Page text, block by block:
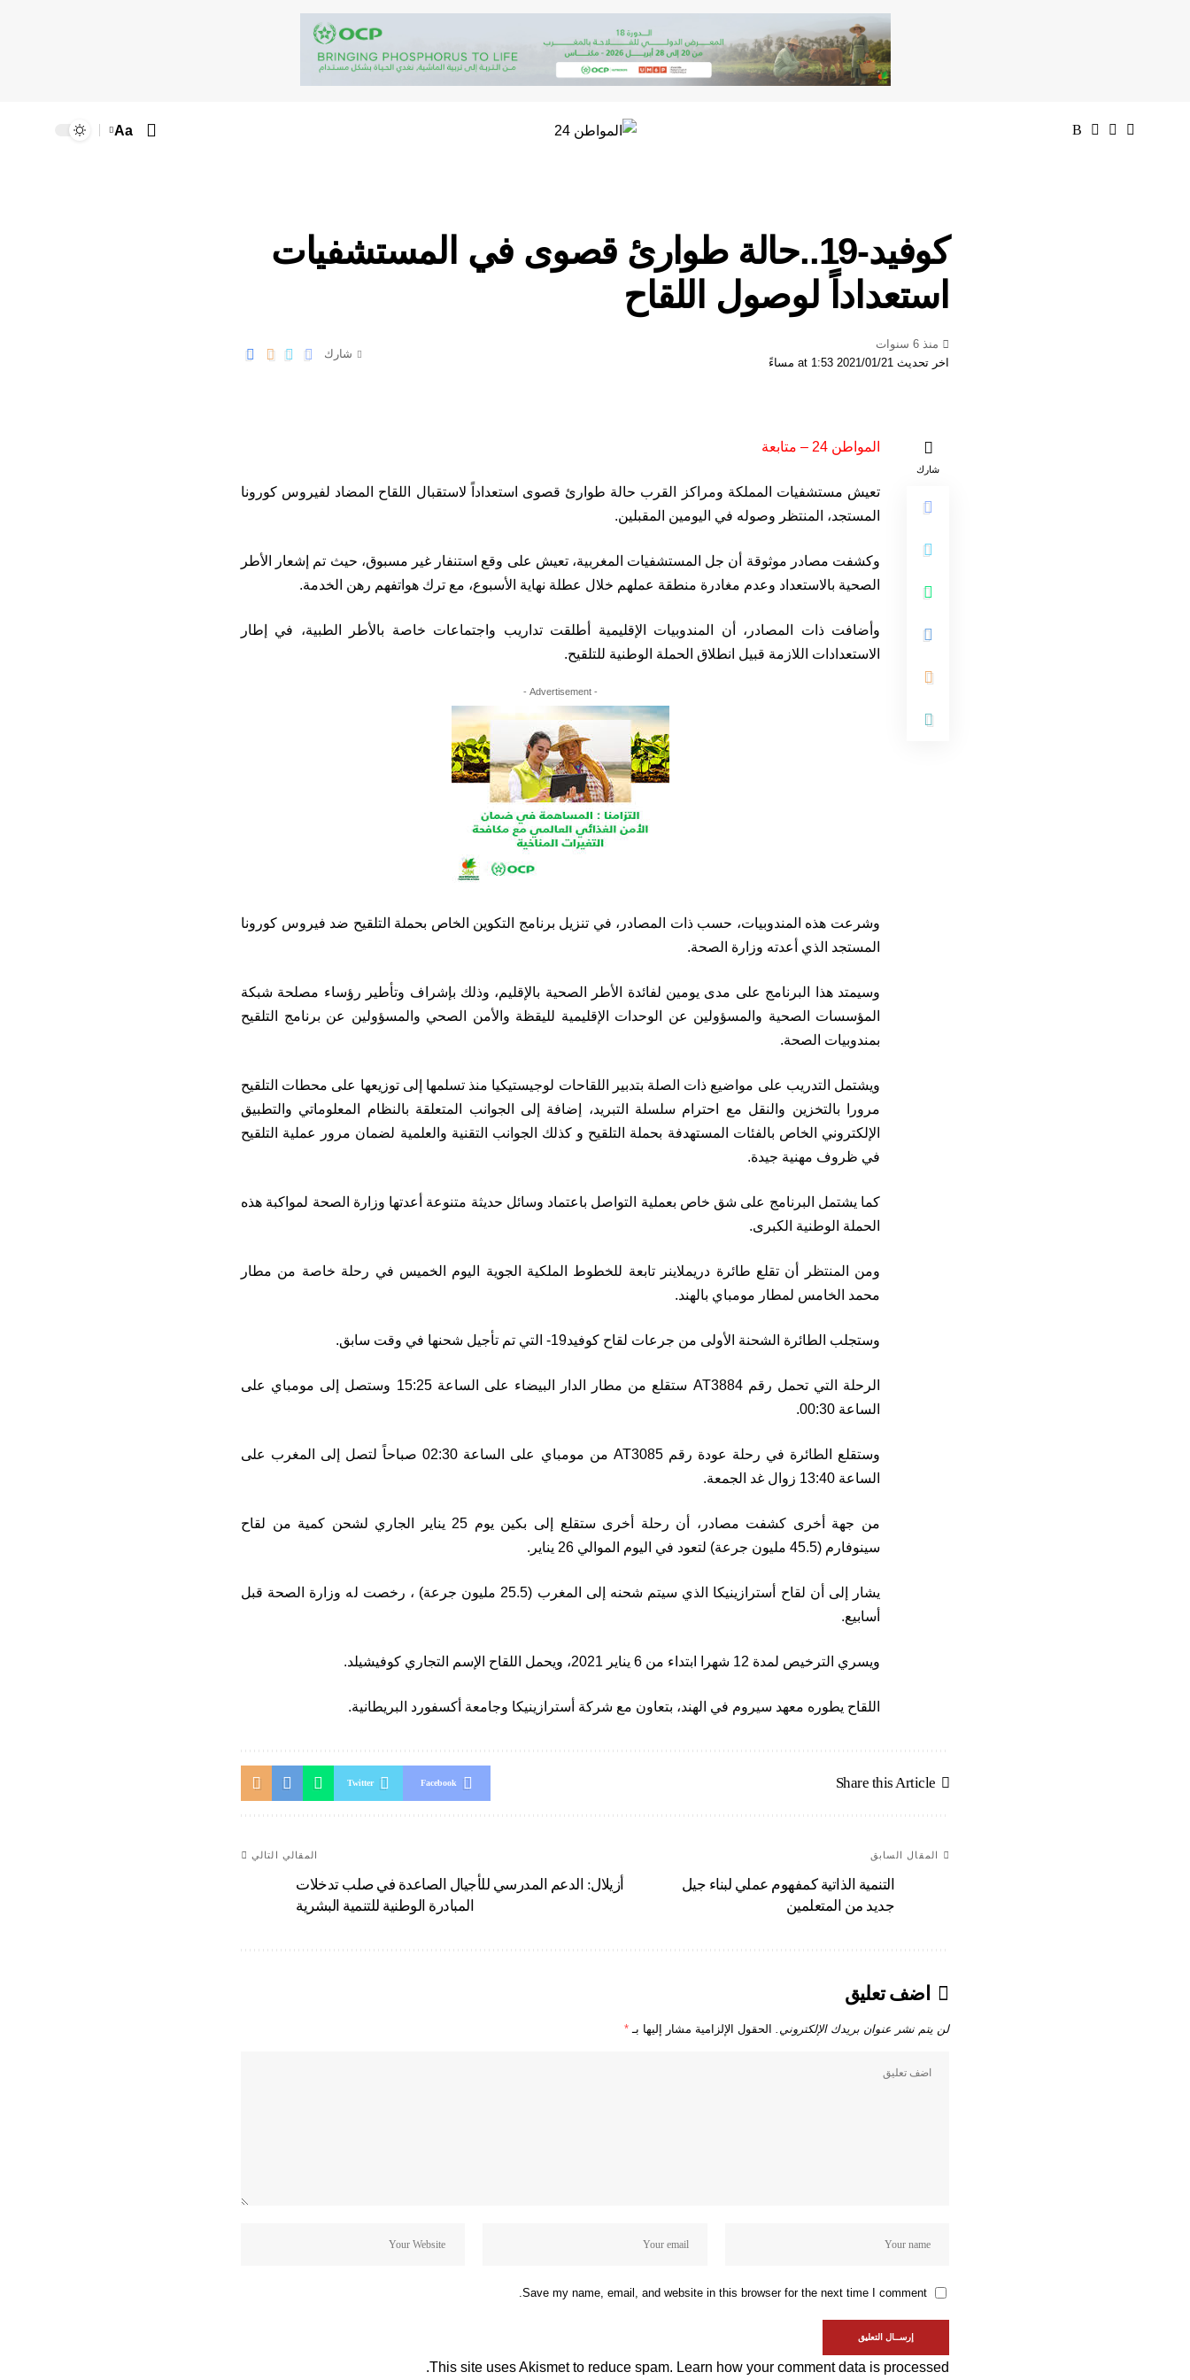
Aa
كوفيد-19..حالة طوارئ قصوى في المستشفيات
استعداداً لوصول اللقاح
اخر تحديث 2021/01/21 at 1:53 مساءً
منذ 6 سنوات
شارك
شارك
المواطن 24 – متابعة
تعيش مستشفيات المملكة ومراكز القرب حالة طوارئ قصوى استعداداً لاستقبال اللقاح المضاد لفيروس كورونا
المستجد، المنتظر وصوله في اليومين المقبلين.
وكشفت مصادر موثوقة أن جل المستشفيات المغربية، تعيش على وقع استنفار غير مسبوق، حيث تم إشعار الأطر
الصحية بالاستعداد وعدم مغادرة منطقة عملهم خلال عطلة نهاية الأسبوع، مع ترك هواتفهم رهن الخدمة.
وأضافت ذات المصادر، أن المندوبيات الإقليمية أطلقت تداريب واجتماعات خاصة بالأطر الطبية، في إطار
الاستعدادات اللازمة قبيل انطلاق الحملة الوطنية للتلقيح.
- Advertisement -
وشرعت هذه المندوبيات، حسب ذات المصادر، في تنزيل برنامج التكوين الخاص بحملة التلقيح ضد فيروس كورونا
المستجد الذي أعدته وزارة الصحة.
وسيمتد هذا البرنامج على مدى يومين لفائدة الأطر الصحية بالإقليم، وذلك بإشراف وتأطير رؤساء مصلحة شبكة
المؤسسات الصحية والمسؤولين عن الوحدات الإقليمية لليقظة والأمن الصحي والمسؤولين عن برنامج التلقيح
بمندوبيات الصحة.
ويشتمل التدريب على مواضيع ذات الصلة بتدبير اللقاحات لوجيستيكيا منذ تسلمها إلى توزيعها على محطات التلقيح
مرورا بالتخزين والنقل مع احترام سلسلة التبريد، إضافة إلى الجوانب المتعلقة بالنظام المعلوماتي والتطبيق
الإلكتروني الخاص بالفئات المستهدفة بحملة التلقيح و كذلك الجوانب التقنية والعلمية لضمان مرور عملية التلقيح
في ظروف مهنية جيدة.
كما يشتمل البرنامج على شق خاص بعملية التواصل باعتماد وسائل حديثة متنوعة أعدتها وزارة الصحة لمواكبة هذه
الحملة الوطنية الكبرى.
ومن المنتظر أن تقلع طائرة دريملاينر تابعة للخطوط الملكية الجوية اليوم الخميس في رحلة خاصة من مطار
محمد الخامس لمطار مومباي بالهند.
وستجلب الطائرة الشحنة الأولى من جرعات لقاح كوفيد19- التي تم تأجيل شحنها في وقت سابق.
الرحلة التي تحمل رقم AT3884 ستقلع من مطار الدار البيضاء على الساعة 15:25 وستصل إلى مومباي على
الساعة 00:30.
وستقلع الطائرة في رحلة عودة رقم AT3085 من مومباي على الساعة 02:30 صباحاً لتصل إلى المغرب على
الساعة 13:40 زوال غد الجمعة.
من جهة أخرى كشفت مصادر، أن رحلة أخرى ستقلع إلى بكين يوم 25 يناير الجاري لشحن كمية من لقاح
سينوفارم (45.5 مليون جرعة) لتعود في اليوم الموالي 26 يناير.
يشار إلى أن لقاح أسترازينيكا الذي سيتم شحنه إلى المغرب (25.5 مليون جرعة) ، رخصت له وزارة الصحة قبل
أسابيع.
ويسري الترخيص لمدة 12 شهرا ابتداء من 6 يناير 2021، ويحمل اللقاح الإسم التجاري كوفيشيلد.
اللقاح يطوره معهد سيروم في الهند، بتعاون مع شركة أسترازينيكا وجامعة أكسفورد البريطانية.
Share this Article
Facebook
Twitter
المقال السابق
التنمية الذاتية كمفهوم عملي لبناء جيل
جديد من المتعلمين
المقالي التالي
أزيلال: الدعم المدرسي للأجيال الصاعدة في صلب تدخلات
المبادرة الوطنية للتنمية البشرية
اضف تعليق
لن يتم نشر عنوان بريدك الإلكتروني. الحقول الإلزامية مشار إليها بـ *
Save my name, email, and website in this browser for the next time I comment.
This site uses Akismet to reduce spam. Learn how your comment data is processed.